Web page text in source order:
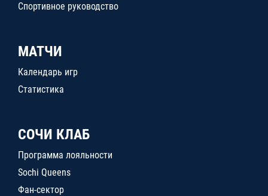
Спортивное руководство
МАТЧИ
Календарь игр
Статистика
СОЧИ КЛАБ
Программа лояльности
Sochi Queens
Фан-сектор